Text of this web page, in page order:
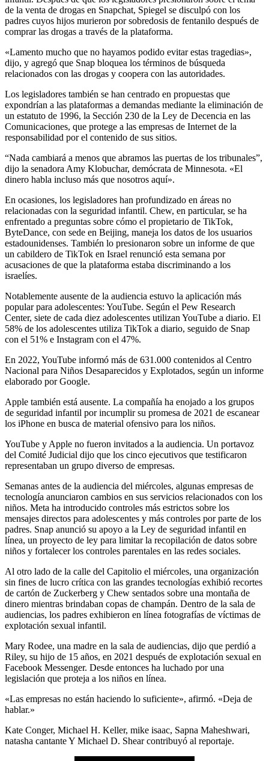
de la venta de drogas en Snapchat, Spiegel se disculpó con los
padres cuyos hijos murieron por sobredosis de fentanilo después de
comprar las drogas a través de la plataforma.
«Lamento mucho que no hayamos podido evitar estas tragedias»,
dijo, y agregó que Snap bloquea los términos de búsqueda
relacionados con las drogas y coopera con las autoridades.
Los legisladores también se han centrado en propuestas que
expondrían a las plataformas a demandas mediante la eliminación de
un estatuto de 1996, la Sección 230 de la Ley de Decencia en las
Comunicaciones, que protege a las empresas de Internet de la
responsabilidad por el contenido de sus sitios.
“Nada cambiará a menos que abramos las puertas de los tribunales”,
dijo la senadora Amy Klobuchar, demócrata de Minnesota. «El
dinero habla incluso más que nosotros aquí».
En ocasiones, los legisladores han profundizado en áreas no
relacionadas con la seguridad infantil. Chew, en particular, se ha
enfrentado a preguntas sobre cómo el propietario de TikTok,
ByteDance, con sede en Beijing, maneja los datos de los usuarios
estadounidenses. También lo presionaron sobre un informe de que
un cabildero de TikTok en Israel renunció esta semana por
acusaciones de que la plataforma estaba discriminando a los
israelíes.
Notablemente ausente de la audiencia estuvo la aplicación más
popular para adolescentes: YouTube. Según el Pew Research
Center, siete de cada diez adolescentes utilizan YouTube a diario. El
58% de los adolescentes utiliza TikTok a diario, seguido de Snap
con el 51% e Instagram con el 47%.
En 2022, YouTube informó más de 631.000 contenidos al Centro
Nacional para Niños Desaparecidos y Explotados, según un informe
elaborado por Google.
Apple también está ausente. La compañía ha enojado a los grupos
de seguridad infantil por incumplir su promesa de 2021 de escanear
los iPhone en busca de material ofensivo para los niños.
YouTube y Apple no fueron invitados a la audiencia. Un portavoz
del Comité Judicial dijo que los cinco ejecutivos que testificaron
representaban un grupo diverso de empresas.
Semanas antes de la audiencia del miércoles, algunas empresas de
tecnología anunciaron cambios en sus servicios relacionados con los
niños. Meta ha introducido controles más estrictos sobre los
mensajes directos para adolescentes y más controles por parte de los
padres. Snap anunció su apoyo a la Ley de seguridad infantil en
línea, un proyecto de ley para limitar la recopilación de datos sobre
niños y fortalecer los controles parentales en las redes sociales.
Al otro lado de la calle del Capitolio el miércoles, una organización
sin fines de lucro crítica con las grandes tecnologías exhibió recortes
de cartón de Zuckerberg y Chew sentados sobre una montaña de
dinero mientras brindaban copas de champán. Dentro de la sala de
audiencias, los padres exhibieron en línea fotografías de víctimas de
explotación sexual infantil.
Mary Rodee, una madre en la sala de audiencias, dijo que perdió a
Riley, su hijo de 15 años, en 2021 después de explotación sexual en
Facebook Messenger. Desde entonces ha luchado por una
legislación que proteja a los niños en línea.
«Las empresas no están haciendo lo suficiente», afirmó. «Deja de
hablar.»
Kate Conger, Michael H. Keller, mike isaac, Sapna Maheshwari,
natasha cantanteY Michael D. Shearcontribuyó al reportaje.